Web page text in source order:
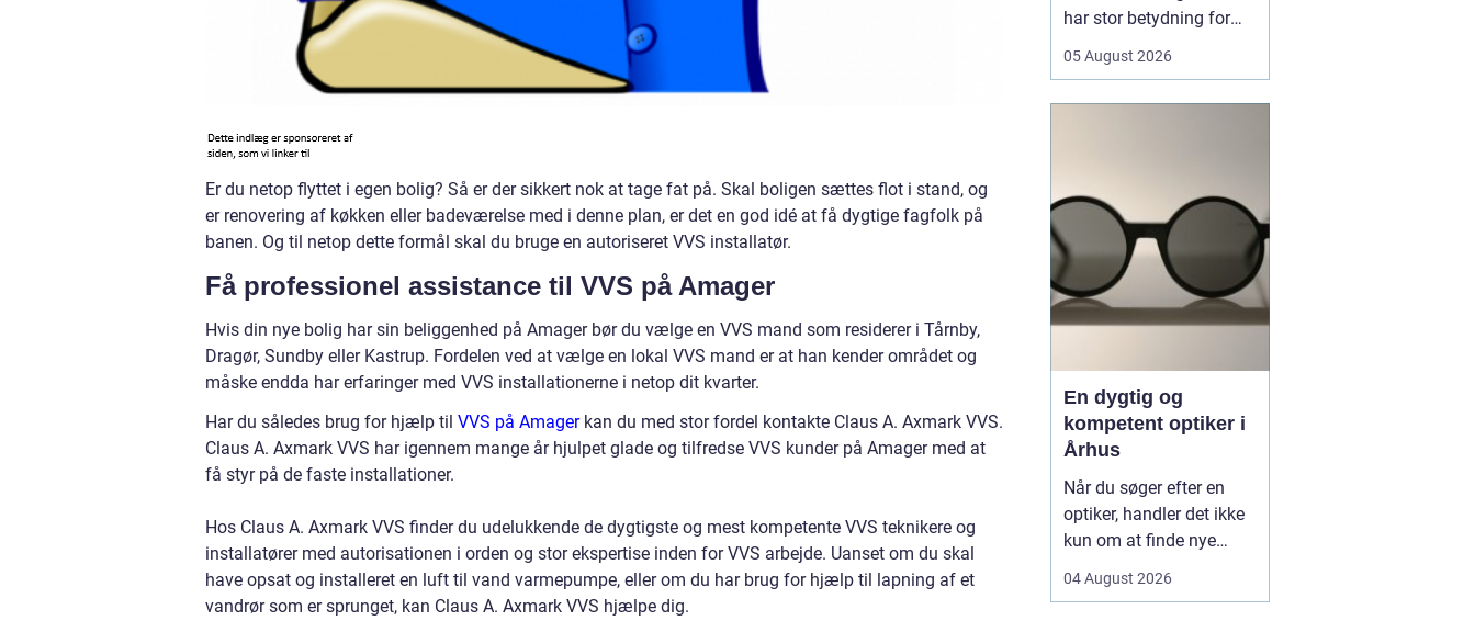
Er du netop flyttet i egen bolig? Så er der sikkert nok at tage fat på. Skal boligen sættes flot i stand, og
er renovering af køkken eller badeværelse med i denne plan, er det en god idé at få dygtige fagfolk på
banen. Og til netop dette formål skal du bruge en autoriseret VVS installatør.
Få professionel assistance til VVS på Amager
Hvis din nye bolig har sin beliggenhed på Amager bør du vælge en VVS mand som residerer i Tårnby,
Dragør, Sundby eller Kastrup. Fordelen ved at vælge en lokal VVS mand er at han kender området og
måske endda har erfaringer med VVS installationerne i netop dit kvarter.
Har du således brug for hjælp til VVS på Amagerkan du med stor fordel kontakte Claus A. Axmark VVS.
Claus A. Axmark VVS har igennem mange år hjulpet glade og tilfredse VVS kunder på Amager med at
få styr på de faste installationer.
Hos Claus A. Axmark VVS finder du udelukkende de dygtigste og mest kompetente VVS teknikere og
installatører med autorisationen i orden og stor ekspertise inden for VVS arbejde. Uanset om du skal
have opsat og installeret en luft til vand varmepumpe, eller om du har brug for hjælp til lapning af et
vandrør som er sprunget, kan Claus A. Axmark VVS hjælpe dig.
har stor betydning for
indtryk af en bolig eller
tunge at være i. I en by
som Odense, hv...
05 August 2026
En dygtig og
kompetent optiker i
Århus
Når du søger efter en
optiker, handler det ikke
kun om at finde nye
men om at få faglig
04 August 2026